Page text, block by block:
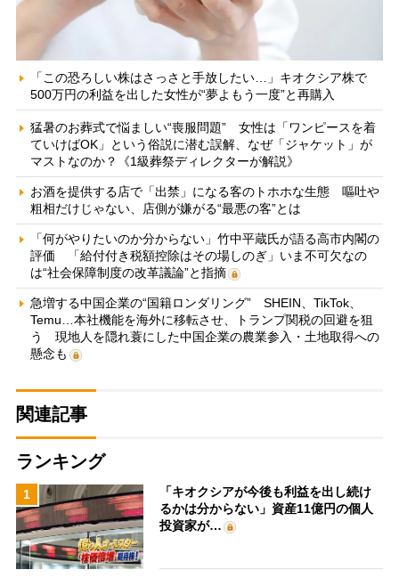
「この恐ろしい株はさっさと手放したい…」キオクシア株で
500万円の利益を出した女性が“夢よもう一度”と再購入
猛暑のお葬式で悩ましい“喪服問題” 女性は「ワンピースを着
ていけばOK」という俗説に潜む誤解、なぜ「ジャケット」が
マストなのか？《1級葬祭ディレクターが解説》
お酒を提供する店で「出禁」になる客のトホホな生態 嘔吐や
粗相だけじゃない、店側が嫌がる“最悪の客”とは
「何がやりたいのか分からない」竹中平蔵氏が語る高市内閣の
評価 「給付付き税額控除はその場しのぎ」いま不可欠なの
は“社会保障制度の改革議論”と指摘
急増する中国企業の“国籍ロンダリング” SHEIN、TikTok、
Temu…本社機能を海外に移転させ、トランプ関税の回避を狙
う 現地人を隠れ蓑にした中国企業の農業参入・土地取得への
懸念も
関連記事
ランキング
1
「キオクシアが今後も利益を出し続け
るかは分からない」資産11億円の個人
投資家が…